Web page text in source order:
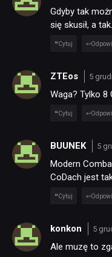
JUŻ
Gdyby tak
się skusił, a
Cytuj
ZTEos 5
Waga? Tylko 8
Cytuj
BUUNEK 5
Modern
CoDach jest
Cytuj
konkon 5
Ale muzę to